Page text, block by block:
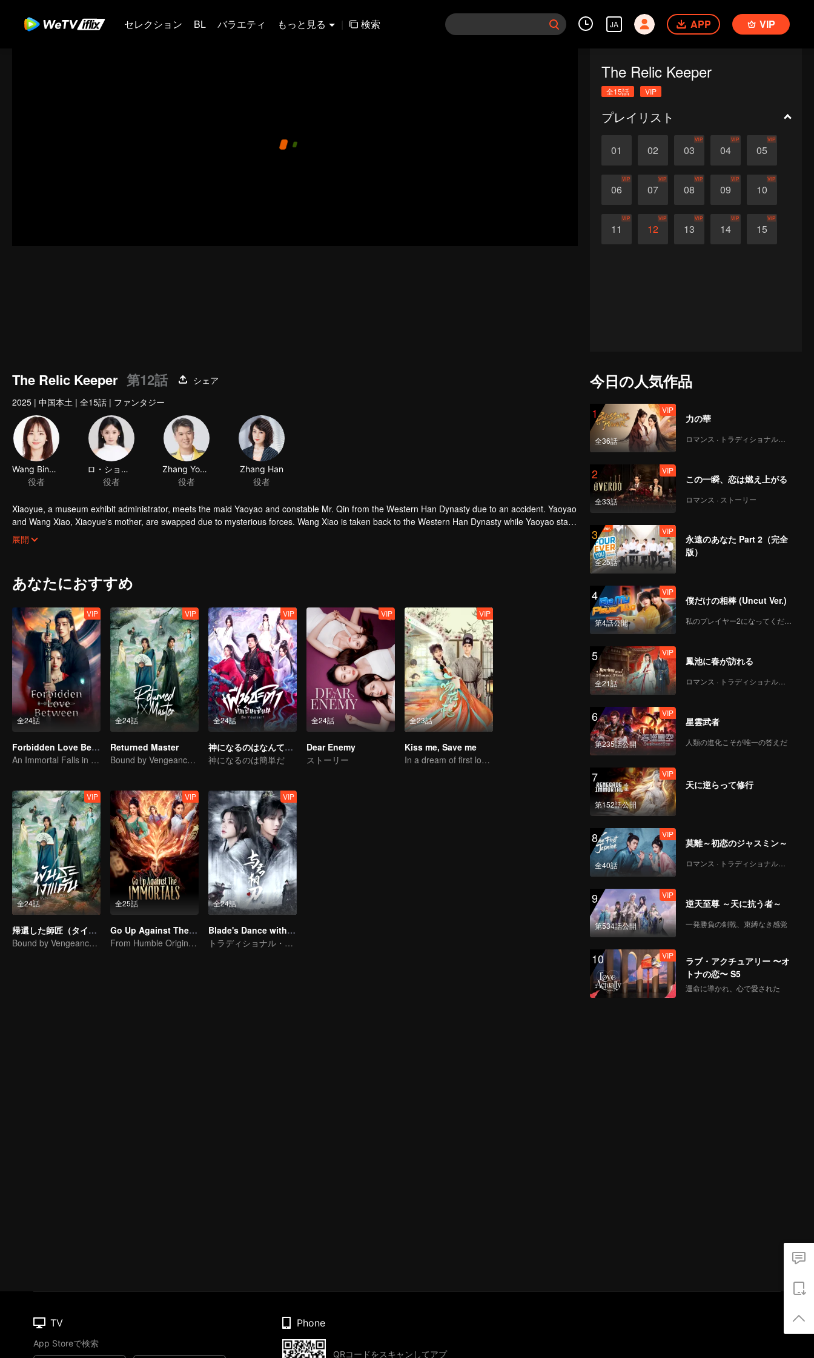
セレクション BL バラエティ もっと見る | 検索 JA APP VIP
The Relic Keeper
全15話 VIP
プレイリスト
01 02 03
VIP
04
VIP
05
VIP
06
VIP
07
VIP
08
VIP
09
VIP
10
VIP
11
VIP
12
VIP
13
VIP
14
VIP
15
VIP
The Relic Keeper 第12話
シェア
2025 | 中国本土 | 全15話 | ファンタジー
Wang Bingbing
役者
ロ・ショウカ
役者
Zhang Youwei
役者
Zhang Han
役者
Xiaoyue, a museum exhibit administrator, meets the maid Yaoyao and constable Mr. Qin from the Western Han Dynasty due to an accident. Yaoyao
and Wang Xiao, Xiaoyue's mother, are swapped due to mysterious forces. Wang Xiao is taken back to the Western Han Dynasty while Yaoyao stays
in the modern world. Xiaoyue and Yaoyao strive to find a way to travel through time and finally uncover the secrets of Lady Xin Zhui and Li Xi.
展開
あなたにおすすめ
全24話
VIP
Forbidden Love Between
An Immortal Falls in Love With a Witch
全24話
VIP
Returned Master
Bound by Vengeance, Entwined by Fate
全24話
VIP
神になるのはなんて簡単なんだ（タイ語吹替）
神になるのは簡単だ
全24話
VIP
Dear Enemy
ストーリー
全23話
VIP
Kiss me, Save me
In a dream of first love, our lips met in a blissful kiss
全24話
VIP
帰還した師匠（タイ版）
Bound by Vengeance, Entwined by Fate
全25話
VIP
Go Up Against The Immortal
From Humble Origins to Immortal Slayer: A Journey of Unyielding Vengeance
全24話
VIP
Blade's Dance with You
トラディショナル・コスチューム
今日の人気作品
1
全36話
VIP
力の華
ロマンス · トラディショナル・コスチューム
2
全33話
VIP
この一瞬、恋は燃え上がる
ロマンス · ストーリー
3
全25話
VIP
永遠のあなた Part 2（完全
版）
4
第4話公開
VIP
僕だけの相棒 (Uncut Ver.)
私のプレイヤー2になってください
5
全21話
VIP
鳳池に春が訪れる
ロマンス · トラディショナル・コスチューム
6
第235話公開
VIP
星雲武者
人類の進化こそが唯一の答えだ
7
第152話公開
VIP
天に逆らって修行
8
全40話
VIP
莫離～初恋のジャスミン～
ロマンス · トラディショナル・コスチューム
9
第534話公開
VIP
逆天至尊 ～天に抗う者～
一発勝負の剣戟、束縛なき感覚
10 VIP
ラブ・アクチュアリー 〜オ
トナの恋〜 S5
運命に導かれ、心で愛された
TV
App Storeで検索
Phone
QRコードをスキャンしてアプ